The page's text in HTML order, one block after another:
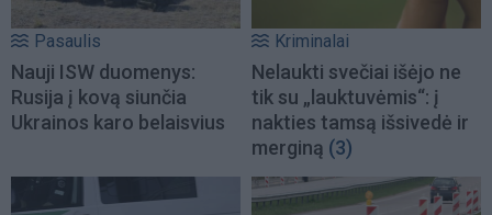
Pasaulis
Nauji ISW duomenys:
Rusija į kovą siunčia
Ukrainos karo belaisvius
Kriminalai
Nelaukti svečiai išėjo ne
tik su „lauktuvėmis“: į
nakties tamsą išsivedė ir
merginą (3)